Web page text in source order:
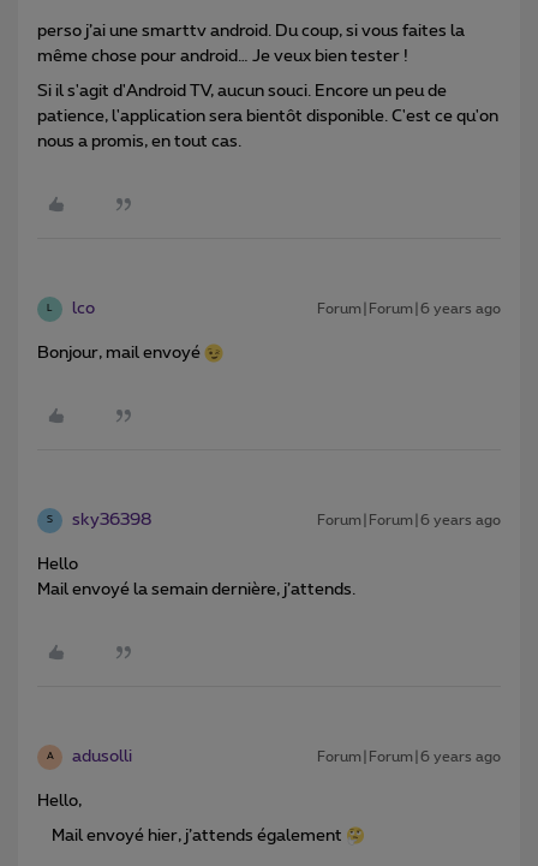
perso j’ai une smarttv android. Du coup, si vous faites la
même chose pour android… Je veux bien tester !
Si il s'agit d'Android TV, aucun souci. Encore un peu de
patience, l'application sera bientôt disponible. C'est ce qu'on
nous a promis, en tout cas.
L lco Forum|Forum|6 years ago
Bonjour, mail envoyé
S sky36398 Forum|Forum|6 years ago
Hello
Mail envoyé la semain dernière, j’attends.
A adusolli Forum|Forum|6 years ago
Hello,
Mail envoyé hier, j’attends également